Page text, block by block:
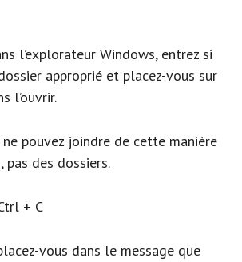
l’explorateur Windows, entrez si
approprié et placez-vous sur
l’ouvrir.
pouvez joindre de cette manière
pas des dossiers.
+ C
vous dans le message que